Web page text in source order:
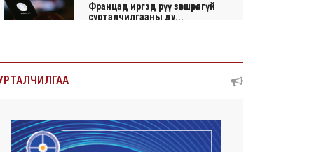
Францад иргэд рүү зөвшөөрөлгүй
сурталчилгааны ду...
11 цагын өмнө
11 цаг 2 минут
Автомашины улсын дугаар